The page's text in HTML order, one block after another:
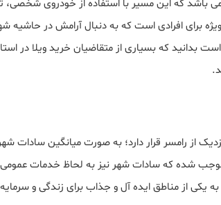
برای افرادی است که به دنبال آرامش در حاشیه
که بسیاری از متقاضیان خرید ویلا در استان
شده که سادات‌ شهر نیز به لحاظ خدمات
یکی از مناطق ایده آل و جذاب برای زندگی و